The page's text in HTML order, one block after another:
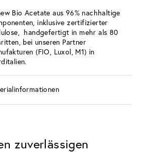
Bio Acetate aus 96% nachhaltige
inklusive zertifizierter
handgefertigt in mehr als 80
bei unseren Partner
(FIO, Luxol, M1) in
zuverlässigen